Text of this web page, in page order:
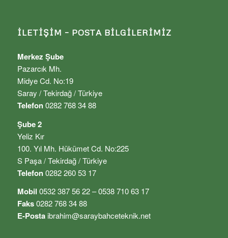
İLETIŞIM – POSTA BILGILERIMIZ
Merkez Şube
Pazarcık Mh.
Midye Cd. No:19
Saray / Tekirdağ / Türkiye
Telefon0282 768 34 88
Şube 2
Yeliz Kır
100. Yıl Mh. Hükümet Cd. No:225
S Paşa / Tekirdağ / Türkiye
Telefon0282 260 53 17
Mobil 0532 387 56 22 – 0538 710 63 17
Faks0282 768 34 88
E-Posta ibrahim@saraybahceteknik.net